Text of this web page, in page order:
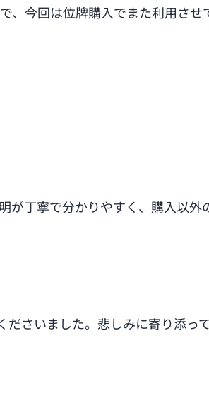
、今回は位牌購入でまた利用させ
が丁寧で分かりやすく、購入以外
ださいました。悲しみに寄り添っ